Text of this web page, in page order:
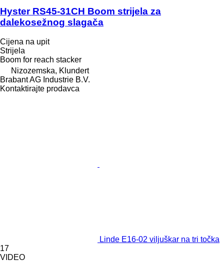
Hyster RS45-31CH Boom strijela za
dalekosežnog slagača
Cijena na upit
Strijela
Boom for reach stacker
Nizozemska, Klundert
Brabant AG Industrie B.V.
Kontaktirajte prodavca
Linde E16-02 viljuškar na tri točka
17
VIDEO